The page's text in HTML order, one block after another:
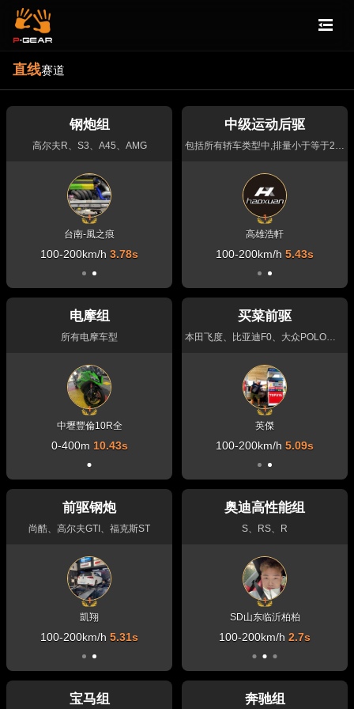
直线赛道
钢炮组
高尔夫R、S3、A45、AMG
台南-風之痕
100-200km/h 3.78s
中级运动后驱
包括所有轿车类型中,排量小于等于2.3T或3.7L的后驱车型
CCRacing
0-400m 10.88s
高雄浩軒
100-200km/h 5.43s
电摩组
所有电摩车型
中壢豐倫10R全
0-400m 10.43s
买菜前驱
本田飞度、比亚迪F0、大众POLO、卡罗拉、骊威
ack_沈阳低调
0-400m 12.37s
英傑
100-200km/h 5.09s
前驱钢炮
尚酷、高尔夫GTI、福克斯ST
凱翔
100-200km/h 5.31s
奥迪高性能组
S、RS、R
SD-徐州少杰
0-400m 8.51s
SD山东临沂柏柏
100-200km/h 2.7s
宝马组 奔驰组